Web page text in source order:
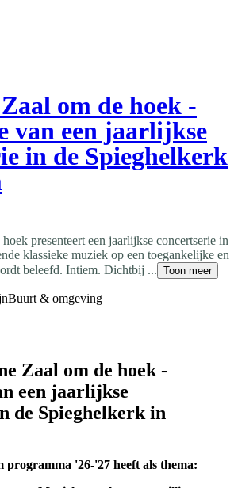
om de hoek -
van een jaarlijkse
in de Spieghelkerk
presenteert een jaarlijkse concertserie in
klassieke muziek op een toegankelijke en
beleefd. Intiem. Dichtbij ... Toon meer
Buurt & omgeving
Zaal om de hoek -
een jaarlijkse
de Spieghelkerk in
'26-'27 heeft als thema: